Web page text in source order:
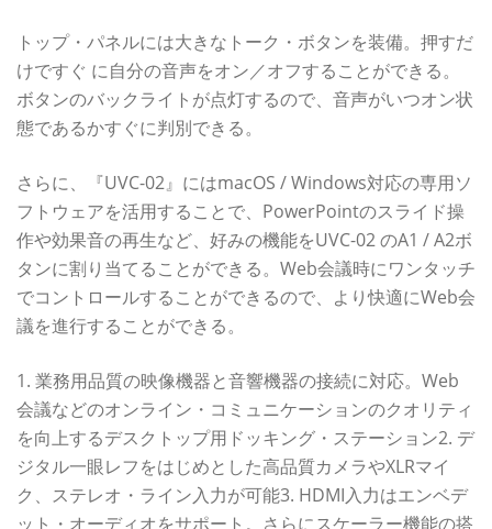
トップ・パネルには大きなトーク・ボタンを装備。押すだ
けですぐ に自分の音声をオン／オフすることができる。
ボタンのバックライトが点灯するので、音声がいつオン状
態であるかすぐに判別できる。
さらに、『UVC-02』にはmacOS / Windows対応の専用ソ
フトウェアを活用することで、PowerPointのスライド操
作や効果音の再生など、好みの機能をUVC-02 のA1 / A2ボ
タンに割り当てることができる。Web会議時にワンタッチ
でコントロールすることができるので、より快適にWeb会
議を進行することができる。
1. 業務用品質の映像機器と音響機器の接続に対応。Web
会議などのオンライン・コミュニケーションのクオリティ
を向上するデスクトップ用ドッキング・ステーション2. デ
ジタル一眼レフをはじめとした高品質カメラやXLRマイ
ク、ステレオ・ライン入力が可能3. HDMI入力はエンベデ
ット・オーディオをサポート。さらにスケーラー機能の搭